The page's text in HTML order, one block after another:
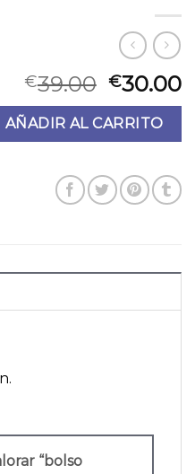
€39.00 €30.00
cantidad
AÑADIR AL CARRITO
“bolso